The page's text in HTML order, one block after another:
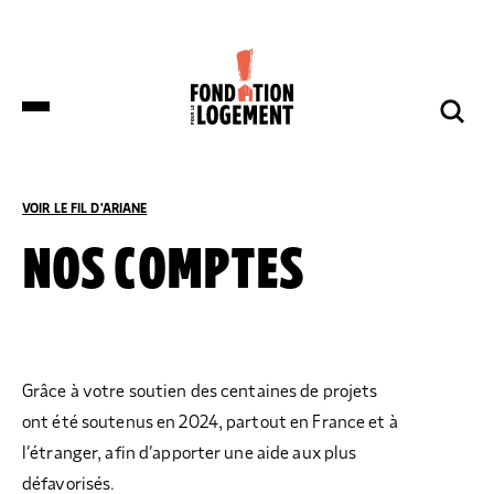
NOTRE ORGANISATION
NOS IMPLANTATIONS RÉGIONALES
NOS COMPTES
IMPACTS ET SUCCÈS
PRODUIRE DU LOGEMENT SOCIAL
LUTTER CONTRE L’HABITAT INDIGNE
NOS ACTUALITÉS
NOS PUBLICATIONS
DONNER
DON PONCTUEL
TRANSMETTRE SON PATRIMOINE
VOIR LE FIL D'ARIANE
ACCUEIL LA FONDATION
NOS COMPTES
Grâce à votre soutien des centaines de projets
ont été soutenus en 2024, partout en France et à
l’étranger, afin d’apporter une aide aux plus
défavorisés.